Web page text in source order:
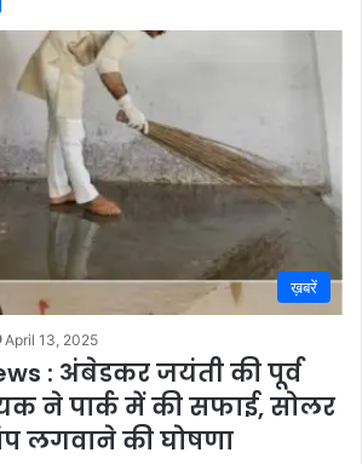
ख़बरें
April 13, 2025
: अंबेडकर जयंती की पूर्व
ने पार्क में की सफाई, सोलर
लगवाने की घोषणा